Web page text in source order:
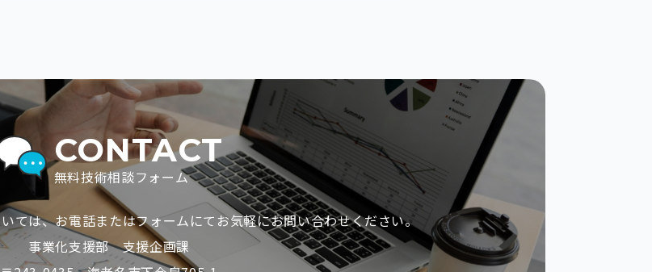
CONTACT
無料技術相談フォーム
ては、お電話またはフォームにてお気軽にお問い合わせください。
事業化支援部 支援企画課